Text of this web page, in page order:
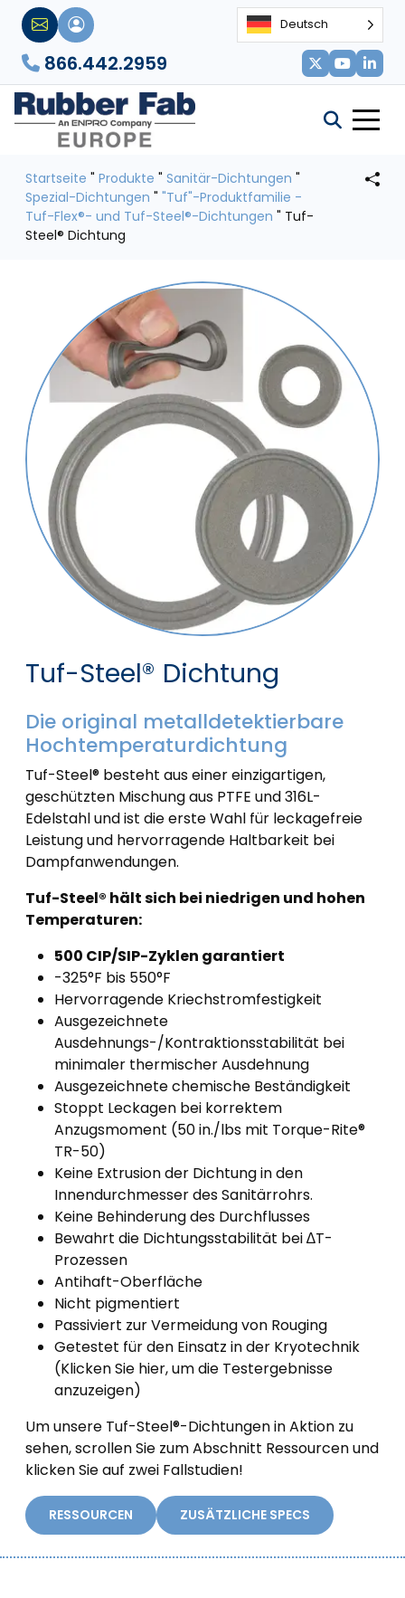
Deutsch
866.442.2959
Startseite " Produkte " Sanitär-Dichtungen "
Spezial-Dichtungen " "Tuf"-Produktfamilie -
Tuf-Flex®- und Tuf-Steel®-Dichtungen " Tuf-
Steel® Dichtung
Tuf-Steel® Dichtung
Die original metalldetektierbare
Hochtemperaturdichtung
Tuf-Steel® besteht aus einer einzigartigen,
geschützten Mischung aus PTFE und 316L-
Edelstahl und ist die erste Wahl für leckagefreie
Leistung und hervorragende Haltbarkeit bei
Dampfanwendungen.
Tuf-Steel® hält sich bei niedrigen und hohen
Temperaturen:
500 CIP/SIP-Zyklen garantiert
-325°F bis 550°F
Hervorragende Kriechstromfestigkeit
Ausgezeichnete
Ausdehnungs-/Kontraktionsstabilität bei
minimaler thermischer Ausdehnung
Ausgezeichnete chemische Beständigkeit
Stoppt Leckagen bei korrektem
Anzugsmoment (50 in./lbs mit Torque-Rite®
TR-50)
Keine Extrusion der Dichtung in den
Innendurchmesser des Sanitärrohrs.
Keine Behinderung des Durchflusses
Bewahrt die Dichtungsstabilität bei ∆T-
Prozessen
Antihaft-Oberfläche
Nicht pigmentiert
Passiviert zur Vermeidung von Rouging
Getestet für den Einsatz in der Kryotechnik
(Klicken Sie hier, um die Testergebnisse
anzuzeigen)
Um unsere Tuf-Steel®-Dichtungen in Aktion zu
sehen, scrollen Sie zum Abschnitt Ressourcen und
klicken Sie auf zwei Fallstudien!
RESSOURCEN ZUSÄTZLICHE SPECS